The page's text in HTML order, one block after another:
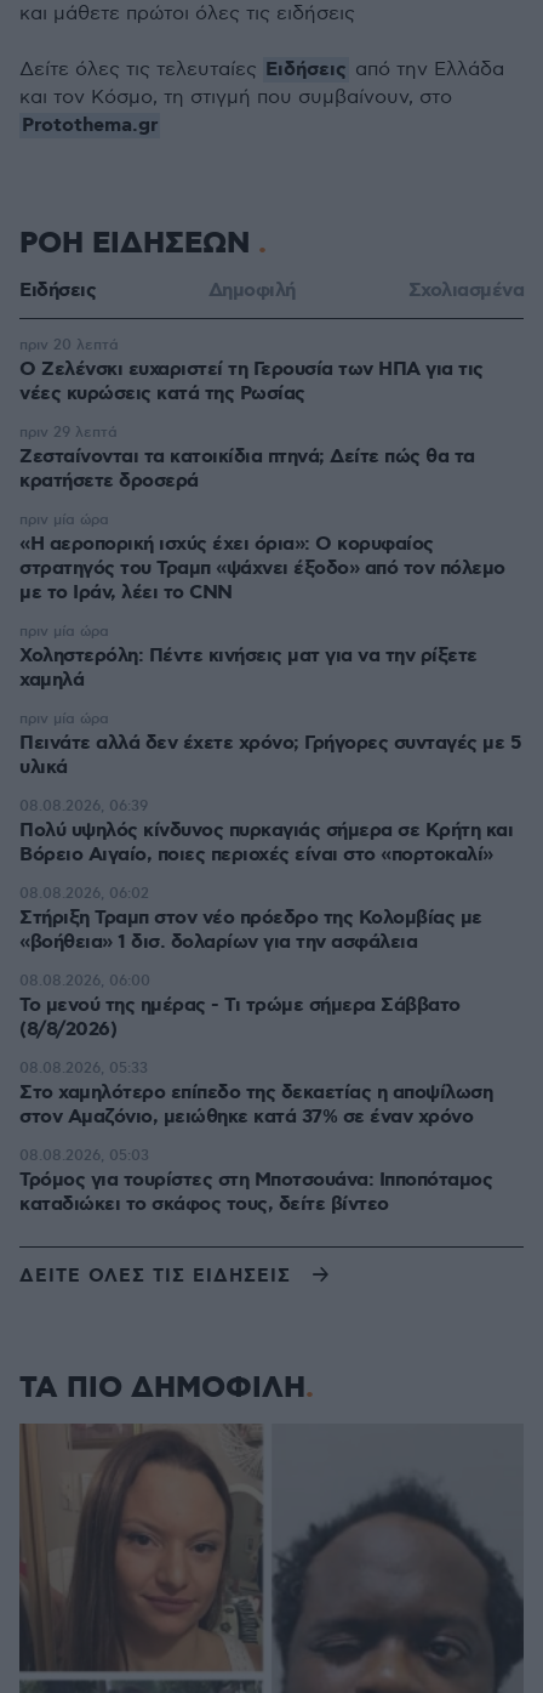
και μάθετε πρώτοι όλες τις ειδήσεις
Δείτε όλες τις τελευταίες Ειδήσεις από την Ελλάδα
και τον Κόσμο, τη στιγμή που συμβαίνουν, στο
Protothema.gr
ΡΟΗ ΕΙΔΗΣΕΩΝ
Ειδήσεις Δημοφιλή Σχολιασμένα
Ο Ζελένσκι ευχαριστεί τη Γερουσία των ΗΠΑ για τις
νέες κυρώσεις κατά της Ρωσίας
πριν 20 λεπτά
Ζεσταίνονται τα κατοικίδια πτηνά; Δείτε πώς θα τα
κρατήσετε δροσερά
πριν 29 λεπτά
«Η αεροπορική ισχύς έχει όρια»: Ο κορυφαίος
στρατηγός του Τραμπ «ψάχνει έξοδο» από τον πόλεμο
με το Ιράν, λέει το CNN
πριν μία ώρα
Χοληστερόλη: Πέντε κινήσεις ματ για να την ρίξετε
χαμηλά
πριν μία ώρα
Πεινάτε αλλά δεν έχετε χρόνο; Γρήγορες συνταγές με 5
υλικά
πριν μία ώρα
Πολύ υψηλός κίνδυνος πυρκαγιάς σήμερα σε Κρήτη και
Βόρειο Αιγαίο, ποιες περιοχές είναι στο «πορτοκαλί»
08.08.2026, 06:39
Στήριξη Τραμπ στον νέο πρόεδρο της Κολομβίας με
«βοήθεια» 1 δισ. δολαρίων για την ασφάλεια
08.08.2026, 06:02
Το μενού της ημέρας - Τι τρώμε σήμερα Σάββατο
(8/8/2026)
08.08.2026, 06:00
Στο χαμηλότερο επίπεδο της δεκαετίας η αποψίλωση
στον Αμαζόνιο, μειώθηκε κατά 37% σε έναν χρόνο
08.08.2026, 05:33
Τρόμος για τουρίστες στη Μποτσουάνα: Ιπποπόταμος
καταδιώκει το σκάφος τους, δείτε βίντεο
08.08.2026, 05:03
ΔΕΙΤΕ ΟΛΕΣ ΤΙΣ ΕΙΔΗΣΕΙΣ
ΤΑ ΠΙΟ ΔΗΜΟΦΙΛΗ